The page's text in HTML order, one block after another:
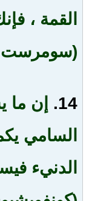
القمة ،
(سومرست
14.
إن ما
السامي
الدنيء